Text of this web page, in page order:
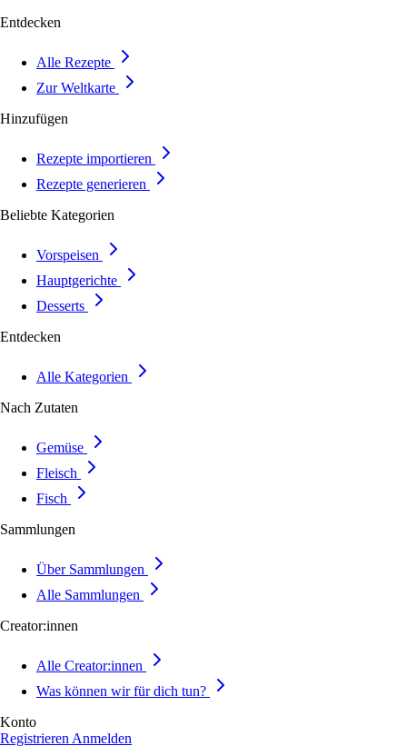
Entdecken
Alle Rezepte
Zur Weltkarte
Hinzufügen
Rezepte importieren
Rezepte generieren
Beliebte Kategorien
Vorspeisen
Hauptgerichte
Desserts
Entdecken
Alle Kategorien
Nach Zutaten
Gemüse
Fleisch
Fisch
Sammlungen
Über Sammlungen
Alle Sammlungen
Creator:innen
Alle Creator:innen
Was können wir für dich tun?
Konto
Registrieren Anmelden